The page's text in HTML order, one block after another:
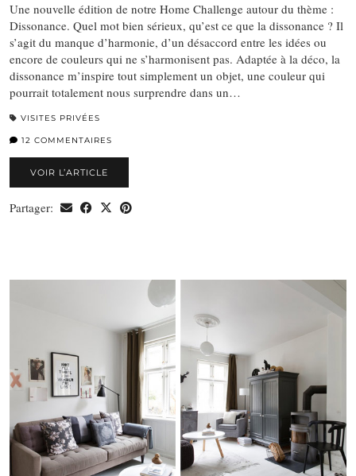
Une nouvelle édition de notre Home Challenge autour du thème :
Dissonance. Quel mot bien sérieux, qu’est ce que la dissonance ? Il
s’agit du manque d’harmonie, d’un désaccord entre les idées ou
encore de couleurs qui ne s’harmonisent pas. Adaptée à la déco, la
dissonance m’inspire tout simplement un objet, une couleur qui
pourrait totalement nous surprendre dans un…
VISITES PRIVÉES
12 COMMENTAIRES
VOIR L’ARTICLE
Partager: